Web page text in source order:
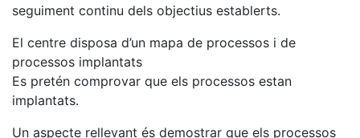
seguiment continu dels objectius establerts.
El centre disposa d’un mapa de processos i de
processos implantats
Es pretén comprovar que els processos estan
implantats.
Un aspecte rellevant és demostrar que els processos